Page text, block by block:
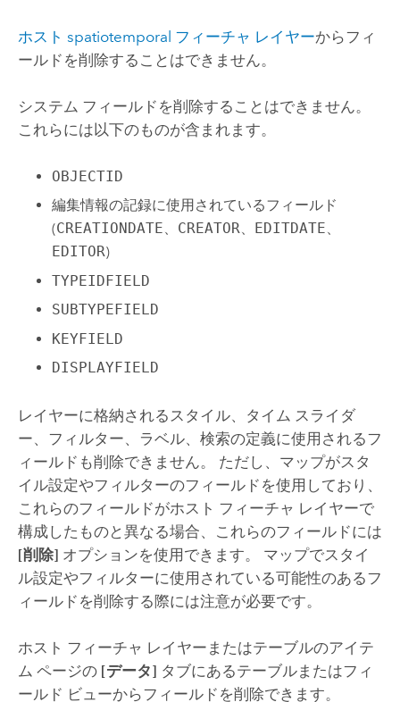
ホスト spatiotemporal フィーチャ レイヤーからフィ
ールドを削除することはできません。
システム フィールドを削除することはできません。
これらには以下のものが含まれます。
OBJECTID
編集情報の記録に使用されているフィールド
(CREATIONDATE、 CREATOR、 EDITDATE、
EDITOR)
TYPEIDFIELD
SUBTYPEFIELD
KEYFIELD
DISPLAYFIELD
レイヤーに格納されるスタイル、タイム スライダ
ー、フィルター、ラベル、検索の定義に使用されるフ
ィールドも削除できません。 ただし、マップがスタ
イル設定やフィルターのフィールドを使用しており、
これらのフィールドがホスト フィーチャ レイヤーで
構成したものと異なる場合、これらのフィールドには
[削除] オプションを使用できます。 マップでスタイ
ル設定やフィルターに使用されている可能性のあるフ
ィールドを削除する際には注意が必要です。
ホスト フィーチャ レイヤーまたはテーブルのアイテ
ム ページの [データ] タブにあるテーブルまたはフィ
ールド ビューからフィールドを削除できます。